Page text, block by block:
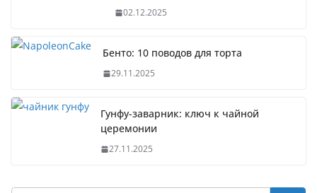
02.12.2025
Бенто: 10 поводов для торта
29.11.2025
Гунфу-заварник: ключ к чайной
церемонии
27.11.2025